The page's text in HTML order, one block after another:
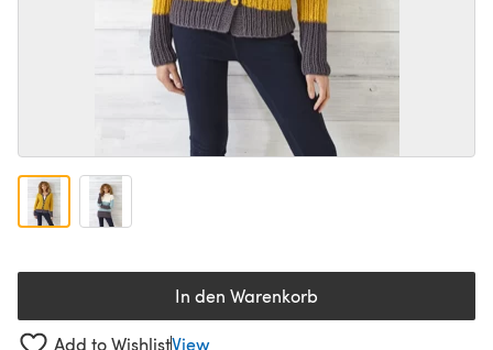
In den Warenkorb
Add to WishlistView